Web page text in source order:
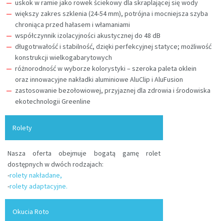
uskok w ramie jako rowek ściekowy dla skraplającej się wody
większy zakres szklenia (24-54 mm), potrójna i mocniejsza szyba
chroniąca przed hałasem i włamaniami
współczynnik izolacyjności akustycznej do 48 dB
długotrwałość i stabilność, dzięki perfekcyjnej statyce; możliwość
konstrukcji wielkogabarytowych
różnorodność w wyborze kolorystyki – szeroka paleta oklein
oraz innowacyjne nakładki aluminiowe AluClip i AluFusion
zastosowanie bezołowiowej, przyjaznej dla zdrowia i środowiska
ekotechnologii Greenline
Rolety
Nasza oferta obejmuje bogatą gamę rolet
dostępnych w dwóch rodzajach:
-rolety nakładane,
-rolety adaptacyjne.
Okucia Roto